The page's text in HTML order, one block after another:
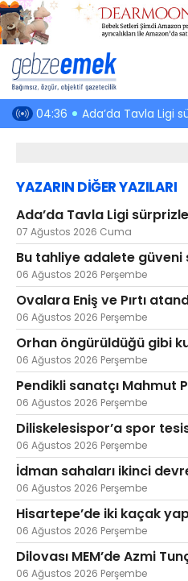
04:36 Ada’da Tavla Ligi
YAZARIN DİĞER YAZILARI
Ada’da Tavla Ligi
07 Ağustos 2026 Cuma
Bu tahliye adalete güveni
06 Ağustos 2026 Perşembe
Ovalara Eniş ve Pırtı
06 Ağustos 2026 Perşembe
Orhan öngürüldüğü gibi
06 Ağustos 2026 Perşembe
Pendikli sanatçı Mahmut
06 Ağustos 2026 Perşembe
Diliskelesispor’a spor
06 Ağustos 2026 Perşembe
İdman sahaları ikinci
06 Ağustos 2026 Perşembe
Hisartepe’de iki kaçak
06 Ağustos 2026 Perşembe
Dilovası MEM’de Azmi
06 Ağustos 2026 Perşembe
Spor
Sağlık
Emlak